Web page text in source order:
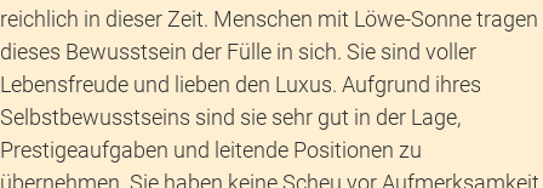
reichlich in dieser Zeit. Menschen mit Löwe-Sonne tragen
dieses Bewusstsein der Fülle in sich. Sie sind voller
Lebensfreude und lieben den Luxus. Aufgrund ihres
Selbstbewusstseins sind sie sehr gut in der Lage,
Prestigeaufgaben und leitende Positionen zu
übernehmen. Sie haben keine Scheu vor Aufmerksamkeit